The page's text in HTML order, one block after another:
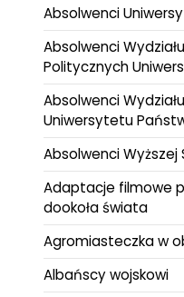
Absolwenci
Absolwenci
Politycznych
Absolwenci
Uniwersytetu
Absolwenci Wyższej
Adaptacje filmowe
dookoła świata
Agromiasteczka w
Albańscy wojskowi